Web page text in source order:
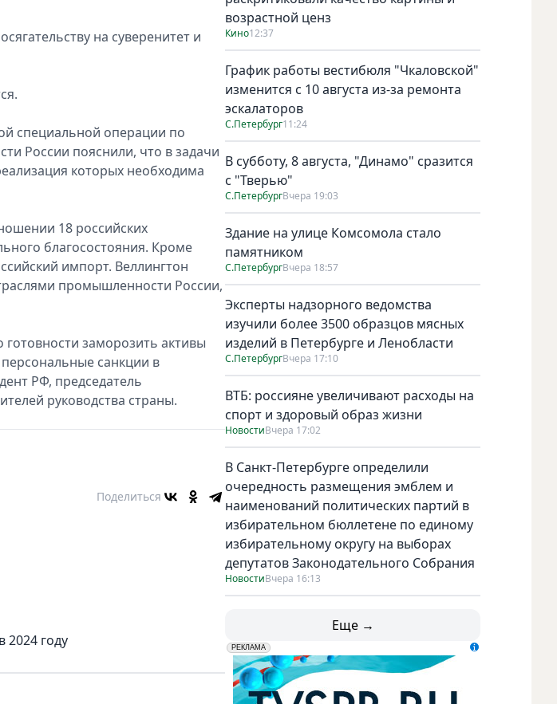
на суверенитет и
специальной операции по
России пояснили, что в задачи
которых необходима
18 российских
благосостояния. Кроме
импорт. Веллингтон
промышленности России,
заморозить активы
санкции в
РФ, председатель
руководства страны.
Поделиться
2024 году
возрастной ценз
Кино12:37
График работы вестибюля "Чкаловской"
изменится с 10 августа из-за ремонта
эскалаторов
С.Петербург11:24
В субботу, 8 августа, "Динамо" сразится
с "Тверью"
С.ПетербургВчера 19:03
Здание на улице Комсомола стало
памятником
С.ПетербургВчера 18:57
Эксперты надзорного ведомства
изучили более 3500 образцов мясных
изделий в Петербурге и Ленобласти
С.ПетербургВчера 17:10
ВТБ: россияне увеличивают расходы на
спорт и здоровый образ жизни
НовостиВчера 17:02
В Санкт-Петербурге определили
очередность размещения эмблем и
наименований политических партий в
избирательном бюллетене по единому
избирательному округу на выборах
депутатов Законодательного Собрания
НовостиВчера 16:13
Еще →
erid: LdtCK5udn
РЕКЛАМА
АО "ГАТР", ИНН: 7841320717